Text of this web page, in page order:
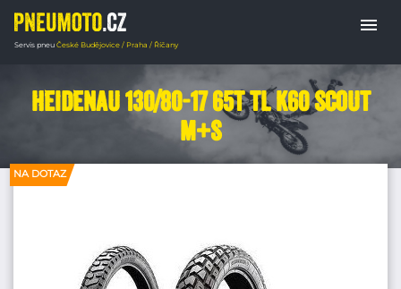
Servis pneu České Budějovice / Praha / Říčany
menu
Domů PNEUMATIKY MOTORKY Enduro
Heidenau 130/80-17 65T TL K60 SCOUT
M+S
NA DOTAZ